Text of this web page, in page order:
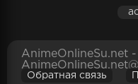
AnimeOnlineSu.net
Обратная связь